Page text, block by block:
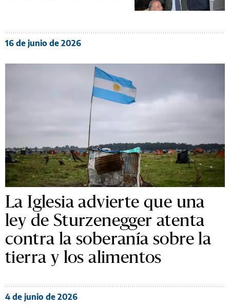
16 de junio de 2026
La Iglesia advierte que una
ley de Sturzenegger atenta
contra la soberanía sobre la
tierra y los alimentos
4 de junio de 2026